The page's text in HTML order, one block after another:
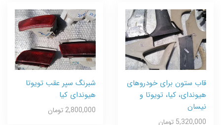
قاب ستون برای خودروهای
هیوندای، کیا، تویوتا و
نیسان
5,320,000 تومان
شبرنگ سپر عقب تویوتا
هیوندای کیا
2,800,000 تومان